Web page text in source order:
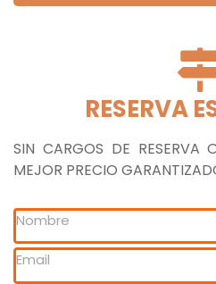
RESERVA
SIN CARGOS DE RESERVA
MEJOR PRECIO